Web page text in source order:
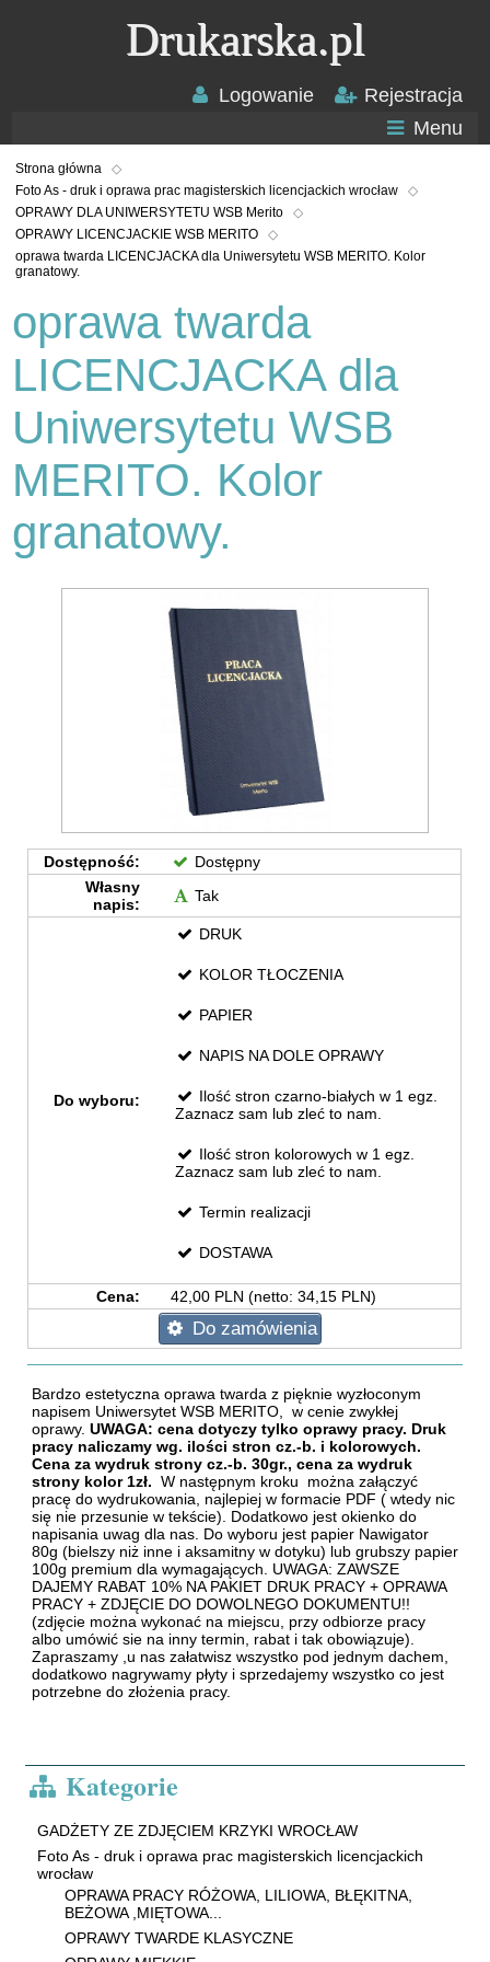
Drukarska.pl
Logowanie
Rejestracja
Menu
Strona główna
Foto As - druk i oprawa prac magisterskich licencjackich wrocław
OPRAWY DLA UNIWERSYTETU WSB Merito
OPRAWY LICENCJACKIE WSB MERITO
oprawa twarda LICENCJACKA dla Uniwersytetu WSB MERITO. Kolor
granatowy.
oprawa twarda
LICENCJACKA dla
Uniwersytetu WSB
MERITO. Kolor
granatowy.
Dostępność:
Dostępny
Własny
napis:
Tak
Do wyboru:
DRUK
KOLOR TŁOCZENIA
PAPIER
NAPIS NA DOLE OPRAWY
Ilość stron czarno-białych w 1 egz.
Zaznacz sam lub zleć to nam.
Ilość stron kolorowych w 1 egz.
Zaznacz sam lub zleć to nam.
Termin realizacji
DOSTAWA
Cena: 42,00 PLN (netto: 34,15 PLN)
Do zamówienia
Bardzo estetyczna oprawa twarda z pięknie wyzłoconym
napisem Uniwersytet WSB MERITO, w cenie zwykłej
oprawy. UWAGA: cena dotyczy tylko oprawy pracy. Druk
pracy naliczamy wg. ilości stron cz.-b. i kolorowych.
Cena za wydruk strony cz.-b. 30gr., cena za wydruk
strony kolor 1zł. W następnym kroku można załączyć
pracę do wydrukowania, najlepiej w formacie PDF ( wtedy nic
się nie przesunie w tekście). Dodatkowo jest okienko do
napisania uwag dla nas. Do wyboru jest papier Nawigator
80g (bielszy niż inne i aksamitny w dotyku) lub grubszy papier
100g premium dla wymagających. UWAGA: ZAWSZE
DAJEMY RABAT 10% NA PAKIET DRUK PRACY + OPRAWA
PRACY + ZDJĘCIE DO DOWOLNEGO DOKUMENTU!!
(zdjęcie można wykonać na miejscu, przy odbiorze pracy
albo umówić sie na inny termin, rabat i tak obowiązuje).
Zapraszamy ,u nas załatwisz wszystko pod jednym dachem,
dodatkowo nagrywamy płyty i sprzedajemy wszystko co jest
potrzebne do złożenia pracy.
Kategorie
GADŻETY ZE ZDJĘCIEM KRZYKI WROCŁAW
Foto As - druk i oprawa prac magisterskich licencjackich
wrocław
OPRAWA PRACY RÓŻOWA, LILIOWA, BŁĘKITNA,
BEŻOWA ,MIĘTOWA...
OPRAWY TWARDE KLASYCZNE